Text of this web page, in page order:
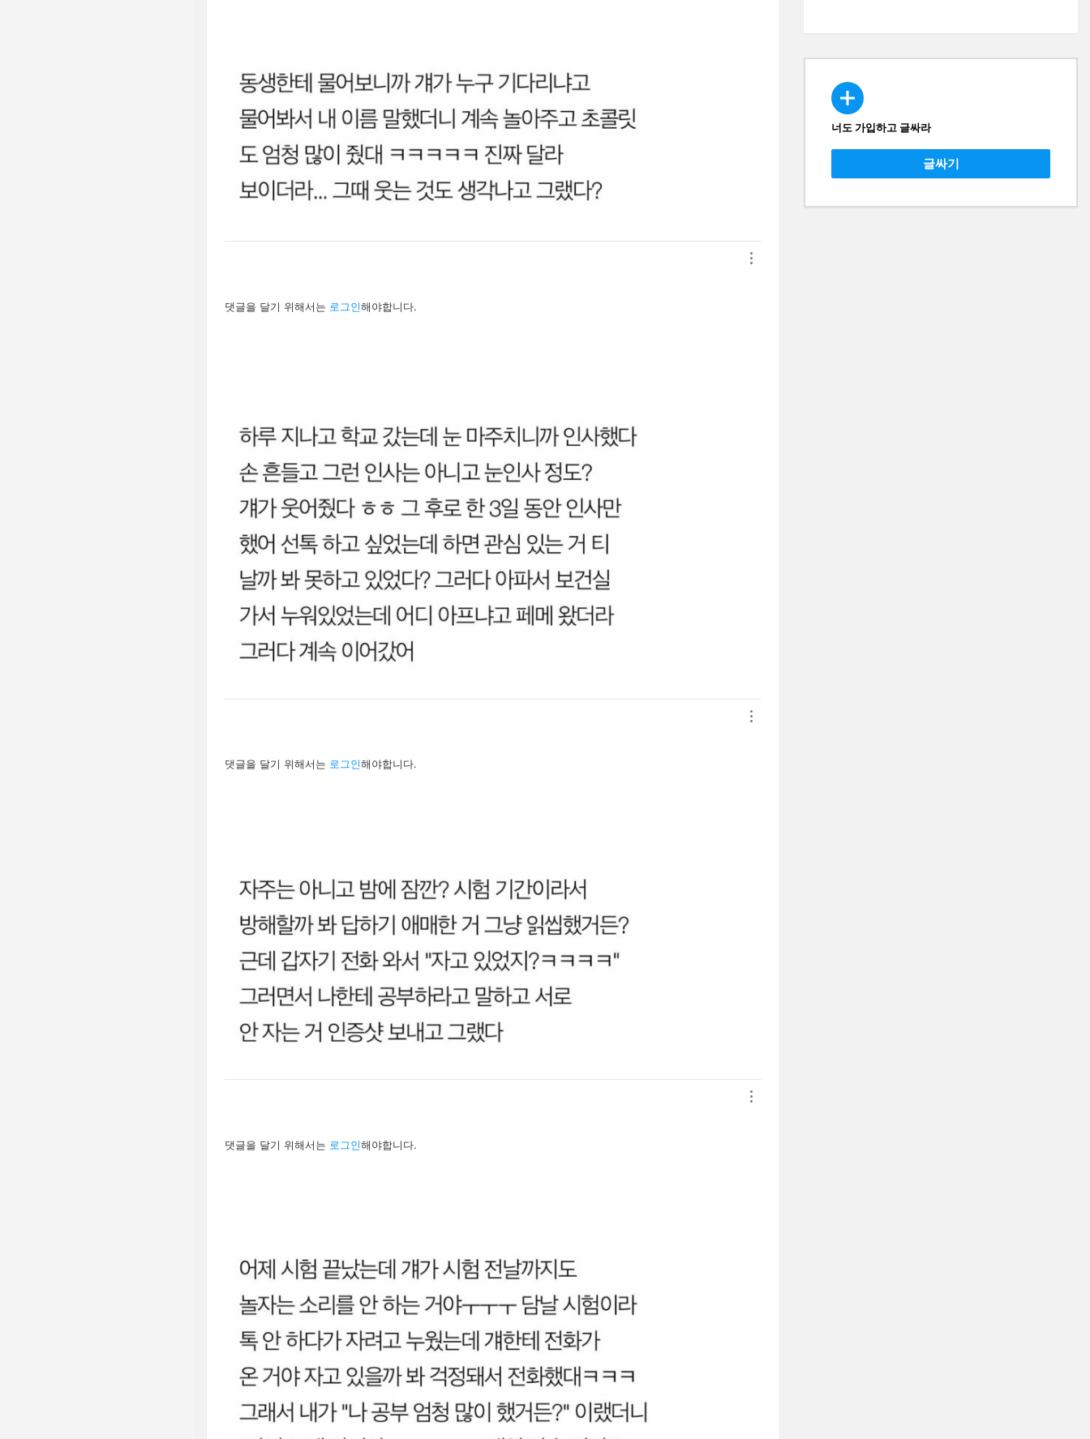
답
글
댓글을 달기 위해서는 로그인해야합니다.
답
글
댓글을 달기 위해서는 로그인해야합니다.
답
글
댓글을 달기 위해서는 로그인해야합니다.
CREATE
너도 가입하고 글싸라
글싸기